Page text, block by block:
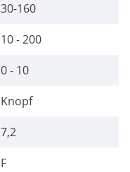
30-160
10 - 200
0 - 10
Knopf
7,2
F